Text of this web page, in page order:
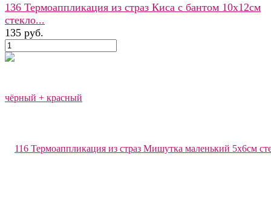
избранное
136 Термоаппликация из страз Киса с бантом 10х12см
стекло...
135 руб.